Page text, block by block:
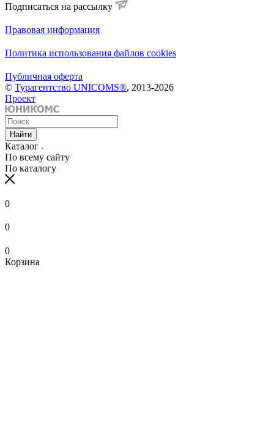
Подписаться на рассылку
Правовая информация
Политика использования файлов cookies
Публичная оферта
© Турагентство UNICOMS®, 2013-2026
Проект
Найти
Каталог
По всему сайту
По каталогу
0
0
0
Корзина